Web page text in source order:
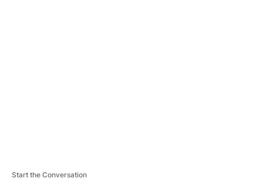
Start the Conversation